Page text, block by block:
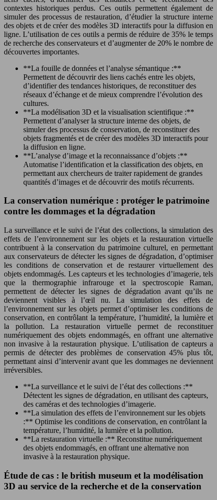
contextes historiques perdus. Ces outils permettent également de
simuler des processus de restauration, d’étudier la structure interne
des objets et de créer des modèles 3D interactifs pour la diffusion en
ligne. L’utilisation de ces outils a permis de réduire de 35% le temps
de recherche des conservateurs et d’augmenter de 20% le nombre de
découvertes importantes.
**La fouille de données et l’analyse sémantique :**
Permettent de découvrir des liens cachés entre les objets,
d’identifier des tendances historiques, de reconstituer des
réseaux d’échange et de mieux comprendre l’évolution des
cultures.
**La modélisation 3D et la visualisation scientifique :**
Permettent d’analyser la structure interne des objets, de
simuler des processus de conservation, de reconstituer des
objets fragmentés et de créer des modèles 3D interactifs pour
la diffusion en ligne.
**L’analyse d’image et la reconnaissance d’objets :**
Automatise l’identification et la classification des objets, en
permettant aux chercheurs de traiter rapidement de grandes
quantités d’images et de découvrir des motifs récurrents.
La conservation numérique : protéger le patrimoine
contre les dommages et la dégradation
La surveillance et le suivi de l’état des collections, la simulation des
effets de l’environnement sur les objets et la restauration virtuelle
contribuent à la conservation du patrimoine culturel, en permettant
aux conservateurs de détecter les signes de dégradation, d’optimiser
les conditions de conservation et de restaurer virtuellement des
objets endommagés. Les capteurs et les technologies d’imagerie, tels
que la thermographie infrarouge et la spectroscopie Raman,
permettent de détecter les signes de dégradation avant qu’ils ne
deviennent visibles à l’œil nu. La simulation des effets de
l’environnement sur les objets permet d’optimiser les conditions de
conservation, en contrôlant la température, l’humidité, la lumière et
la pollution. La restauration virtuelle permet de reconstituer
numériquement des objets endommagés, en offrant une alternative
non invasive à la restauration physique. L’utilisation de capteurs a
permis de détecter des problèmes de conservation 45% plus tôt,
permettant ainsi d’intervenir avant que les dommages ne deviennent
irréversibles.
**La surveillance et le suivi de l’état des collections :**
Détectent les signes de dégradation, en utilisant des capteurs,
des caméras et des technologies d’imagerie.
**La simulation des effets de l’environnement sur les objets
:** Optimise les conditions de conservation, en contrôlant la
température, l’humidité, la lumière et la pollution.
**La restauration virtuelle :** Reconstitue numériquement
des objets endommagés, en offrant une alternative non
invasive à la restauration physique.
Étude de cas : le british museum et la modélisation
3D au service de la recherche et de la conservation